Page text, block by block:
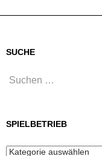
SUCHE
Suchen
SPIELBETRIEB
Spielbetrieb